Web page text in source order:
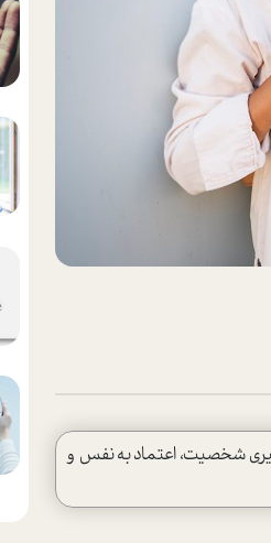
شخصیت، اعتماد به نفس و